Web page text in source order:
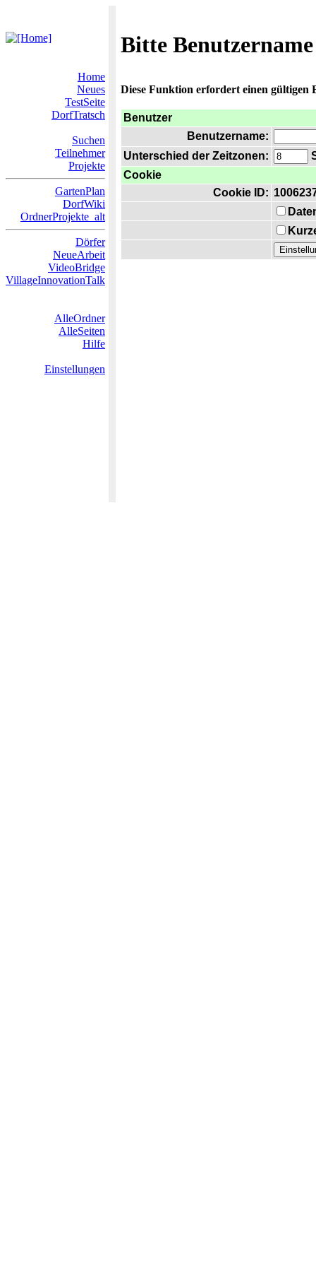
Bitte
Home
Neues
TestSeite
DorfTratsch
Suchen
Teilnehmer
Projekte
GartenPlan
DorfWiki
OrdnerProjekte_alt
Dörfer
NeueArbeit
VideoBridge
VillageInnovationTalk
AlleOrdner
AlleSeiten
Hilfe
Einstellungen
Diese Funktion erfordert einen gültigen
Benutzer
Benutzername:
Unterschied der Zeitzonen:
Cookie
Cookie ID: